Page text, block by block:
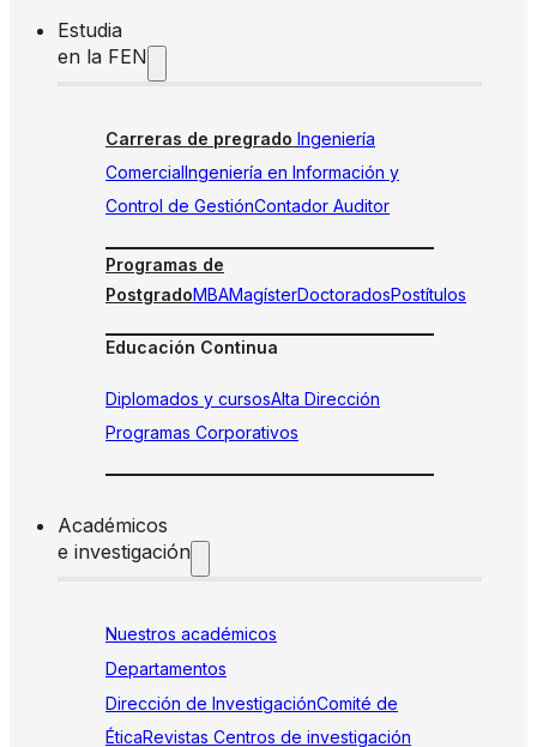
Estudia
en la FEN
Carreras de pregrado Ingeniería
ComercialIngeniería en Información y
Control de GestiónContador Auditor
Programas de
PostgradoMBAMagísterDoctoradosPostítulos
Educación Continua
Diplomados y cursosAlta Dirección
Programas Corporativos
Académicos
e investigación
Nuestros académicos
Departamentos
Dirección de InvestigaciónComité de
ÉticaRevistas Centros de investigación